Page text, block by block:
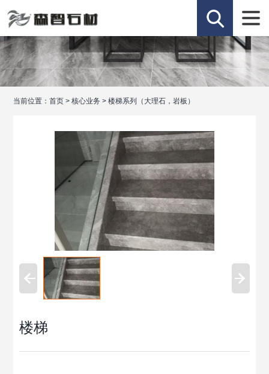
当前位置：首页 >核心业务 >楼梯系列（大理石，岩板）
楼梯